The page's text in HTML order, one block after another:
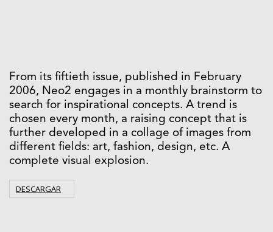
From its fiftieth issue, published in February
2006, Neo2 engages in a monthly brainstorm to
search for inspirational concepts. A trend is
chosen every month, a raising concept that is
further developed in a collage of images from
different fields: art, fashion, design, etc. A
complete visual explosion.
DESCARGAR